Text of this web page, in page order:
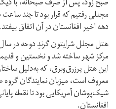
مجللی رفتیم که قرار بود تا چند
دهه‌ اخیر افغانستان در آن اتفاق بیفتد.
مرکز شهر ساخته شد و نخستین و
این هتل پر‌زرق‌و‌برق، که به‌دلیل
معروف است، میزبان نمایندگان
شیک‌پوشان آمریکایی بود تا نقطه